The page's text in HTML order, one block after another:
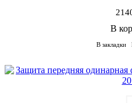
В
В закладки